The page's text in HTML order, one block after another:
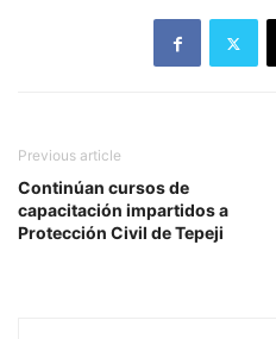
Previous article
Continúan cursos de
capacitación impartidos a
Protección Civil de Tepeji